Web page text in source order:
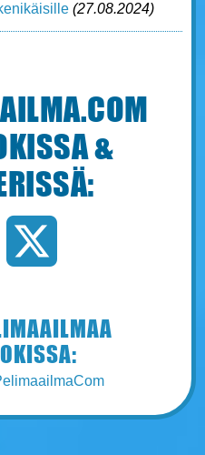
(27.08.2024)
&
Jaa Pelimaailma.com